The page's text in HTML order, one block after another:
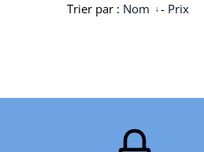
Trier par : Nom - Prix